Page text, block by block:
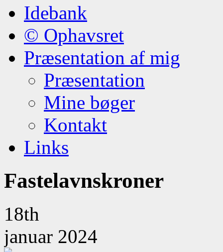
Idebank
© Ophavsret
Præsentation af mig
Præsentation
Mine bøger
Kontakt
Links
Fastelavnskroner
18th
januar 2024